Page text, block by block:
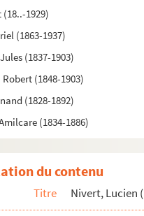
1929)
(1863-1937)
(1837-1903)
(1848-1903)
(1828-1892)
(1834-1886)
(1870-1957)
(1816-1878)
(1875-1930)
du contenu
Titre Nivert, Lucien